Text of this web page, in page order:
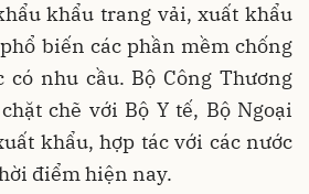
khẩu trang vải, xuất khẩu
biến các phần mềm chống
có nhu cầu. Bộ Công Thương
chẽ với Bộ Y tế, Bộ Ngoại
khẩu, hợp tác với các nước
điểm hiện nay.